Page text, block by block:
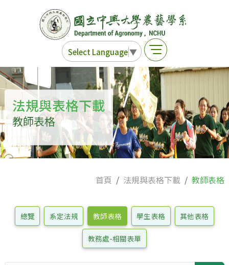
Select Language▼
法規與表格下載
教師表格
首頁 法規與表格下載 教師表格
總覽 系定法規 教師表格 學生表格 其他表格
教務處-相關表單